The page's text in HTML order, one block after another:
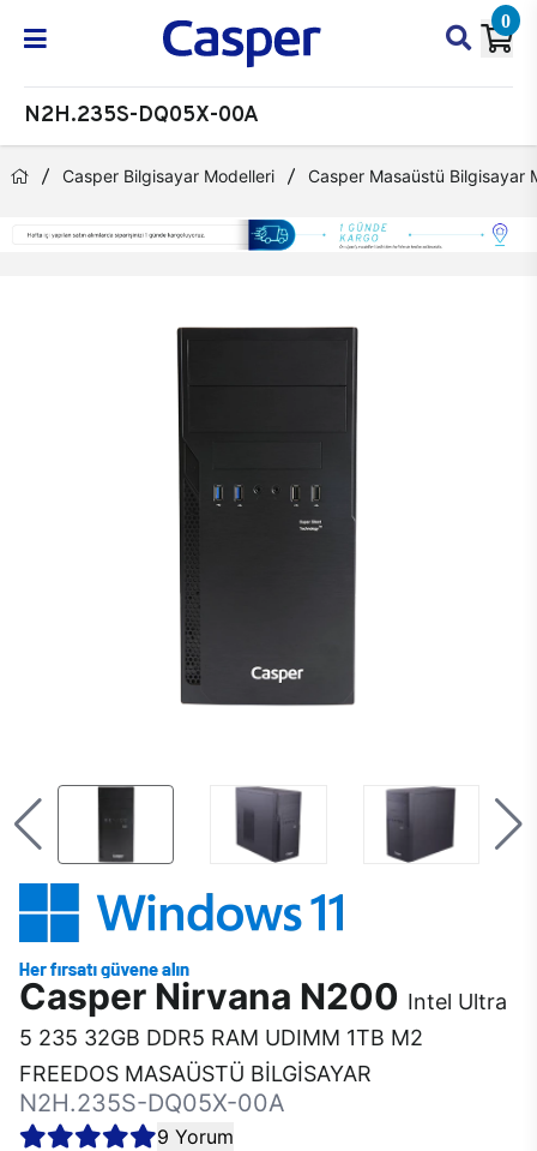
0
N2H.235S-DQ05X-00A
Casper Bilgisayar Modelleri Casper Masaüstü Bilgisayar
Casper Nirvana N200 Intel Ultra
5 235 32GB DDR5 RAM UDIMM 1TB M2
FREEDOS MASAÜSTÜ BİLGİSAYAR
N2H.235S-DQ05X-00A
9 Yorum